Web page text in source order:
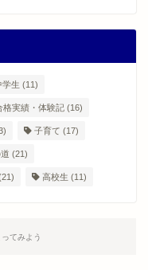
学生 (11)
格実績・体験記 (16)
子育て (17)
(21)
高校生 (11)
てみよう